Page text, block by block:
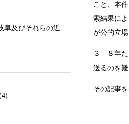
こと、本
索結果に
が公的立
３ ８年た
送るのを
その記事
阜及びそれらの近